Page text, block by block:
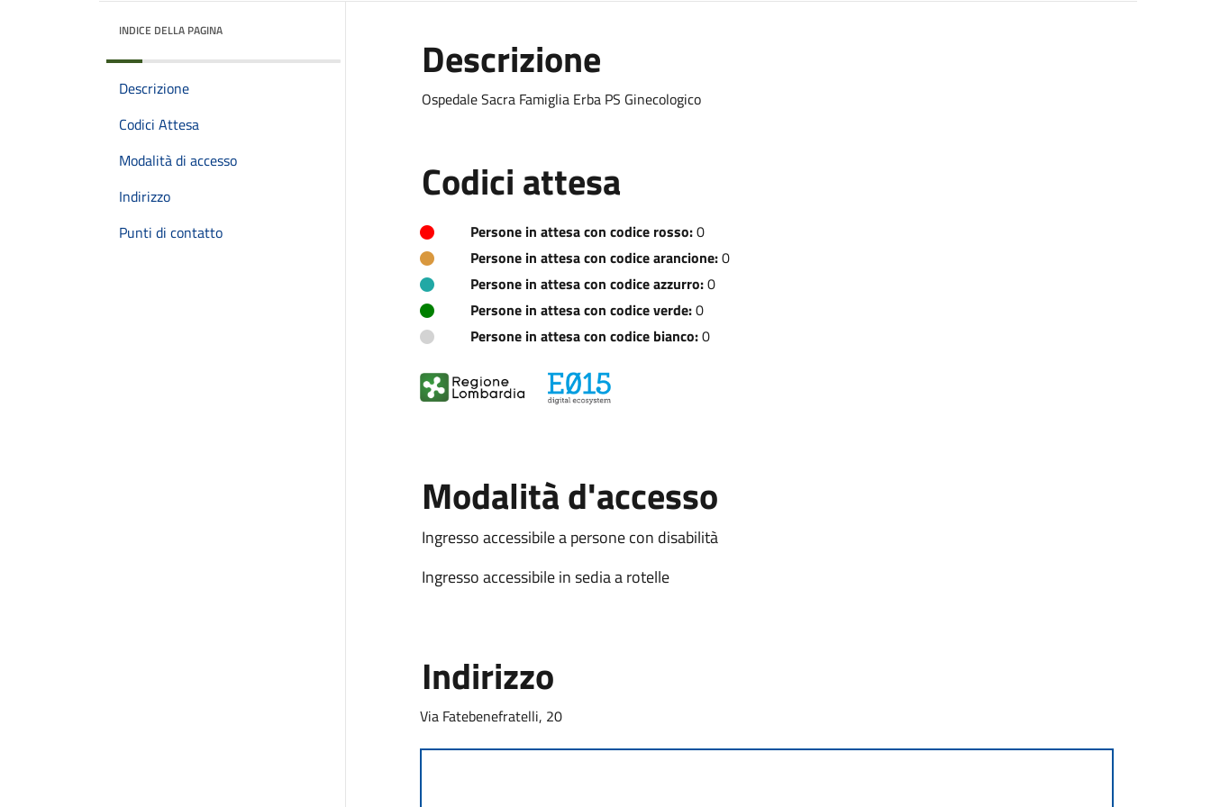
INDICE DELLA PAGINA
Descrizione
Codici Attesa
Modalità di accesso
Indirizzo
Punti di contatto
Descrizione
Ospedale Sacra Famiglia Erba PS Ginecologico
Codici attesa
Persone in attesa con codice rosso:0
Persone in attesa con codice arancione:0
Persone in attesa con codice azzurro:0
Persone in attesa con codice verde:0
Persone in attesa con codice bianco:0
Modalità d'accesso
Ingresso accessibile a persone con disabilità
Ingresso accessibile in sedia a rotelle
Indirizzo
Via Fatebenefratelli, 20